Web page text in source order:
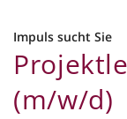
Impuls sucht Sie
(m/w/d)